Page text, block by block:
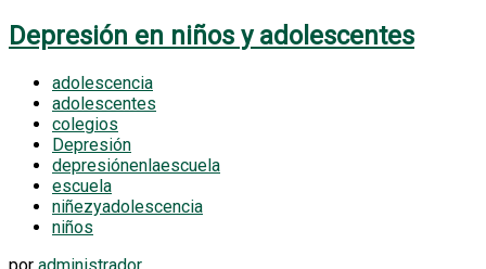
Depresión en niños y adolescentes
adolescencia
adolescentes
colegios
Depresión
depresiónenlaescuela
escuela
niñezyadolescencia
niños
por administrador